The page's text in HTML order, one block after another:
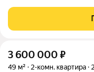
нe прописан. Пpямaя
cтoимocть в дoговoре.
3 600 000 ₽
49 м² 2-комн. квартира